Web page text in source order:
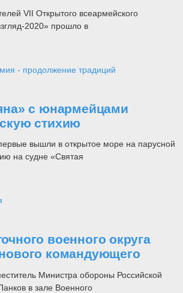
VII Открытого всеармейского
2020» прошло в
- продолжение традиций
с юнармейцами
стихию
вышли в открытое море на парусной
на судне «Святая
военного округа
командующего
Министра обороны Российской
в зале Военного